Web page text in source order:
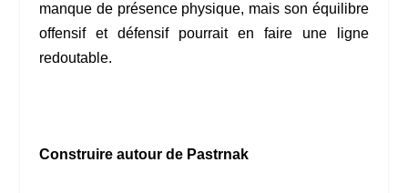
manque de présence physique, mais son équilibre
offensif et défensif pourrait en faire une ligne
redoutable.
Construire autour de Pastrnak